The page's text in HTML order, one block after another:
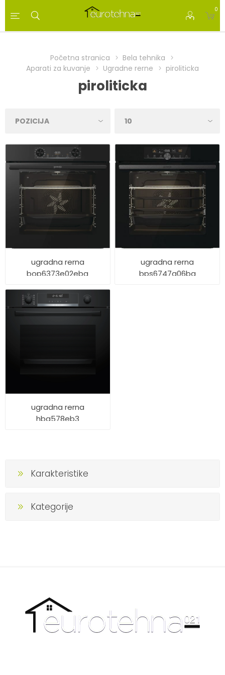
0
Početna stranica
Bela tehnika
Aparati za kuvanje
Ugradne rerne piroliticka
piroliticka
ugradna rerna
bop6373e02ebg
ugradna rerna
bps6747a06bg
ugradna rerna
hbg578eb3
Karakteristike
Kategorije